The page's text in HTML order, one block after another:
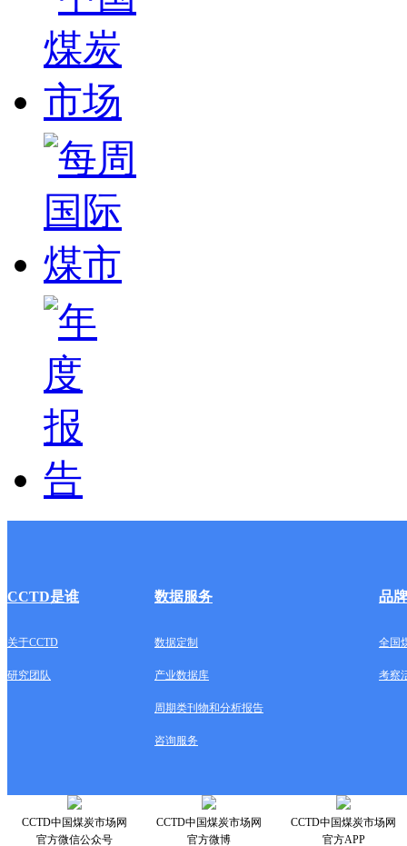
CCTD是谁 数据服务 品
关于CCTD 数据定制 全国
研究团队 产业数据库 考察
周期类刊物和分析报告
咨询服务
CCTD中国煤炭市场网
官方微信公众号
CCTD中国煤炭市场网
官方微博
CCTD中国煤炭市场网
官方APP